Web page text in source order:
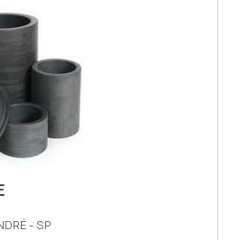
disjuntor
extremamente
contra
como os
à sua estrutura
fabricada com
que
- SP